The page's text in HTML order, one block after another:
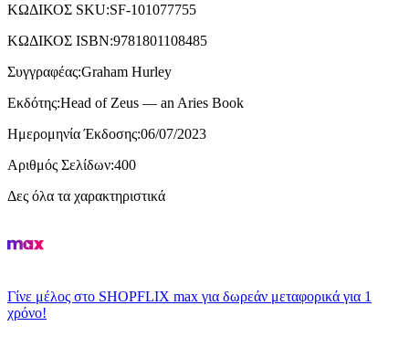
ΚΩΔΙΚΟΣ SKU:SF-101077755
ΚΩΔΙΚΟΣ ISBN:9781801108485
Συγγραφέας:Graham Hurley
Εκδότης:Head of Zeus — an Aries Book
Ημερομηνία Έκδοσης:06/07/2023
Αριθμός Σελίδων:400
Δες όλα τα χαρακτηριστικά
Γίνε μέλος στο SHOPFLIX max για δωρεάν μεταφορικά για 1
χρόνο!